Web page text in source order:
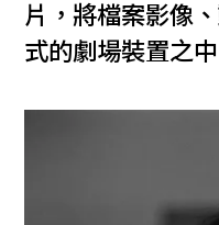
片，將檔案影像
式的劇場裝置之中